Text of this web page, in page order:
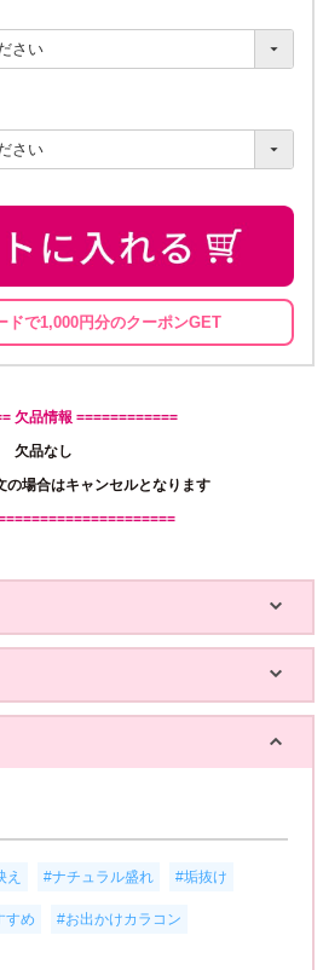
ドで1,000円分のクーポンGET
欠品情報 ============
欠品なし
場合はキャンセルとなります
え #ナチュラル盛れ #垢抜け
すめ #お出かけカラコン